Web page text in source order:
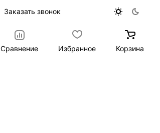
Заказать звонок
Сравнение Избранное Корзина